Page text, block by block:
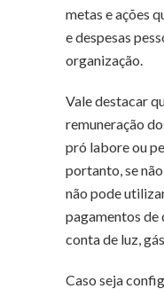
metas e ações
e despesas
organização.
Vale destacar
remuneração
pró labore ou
portanto, se
não pode
pagamentos de
conta de luz,
Caso seja